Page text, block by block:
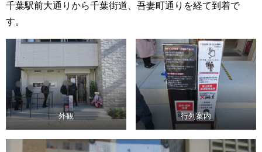
千葉駅前大通りから千葉街道、吾妻町通りを経て到着で
す。
外観 行列案内